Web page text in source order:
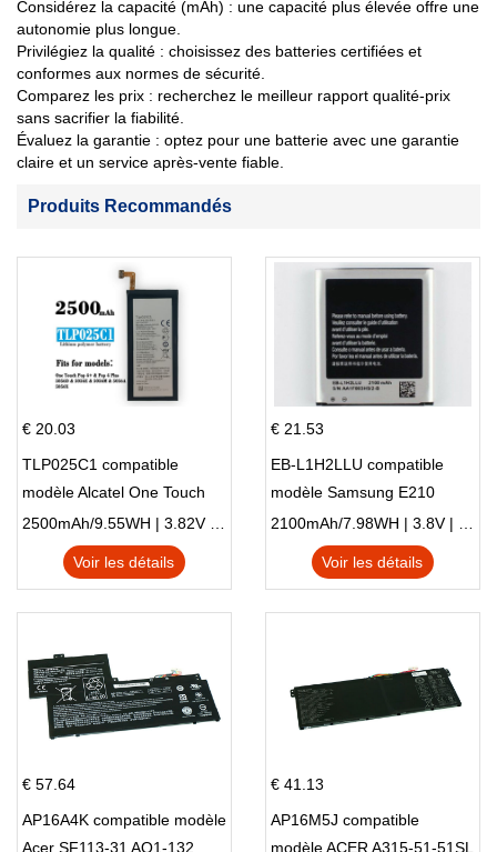
Considérez la capacité (mAh) : une capacité plus élevée offre une
autonomie plus longue.
Privilégiez la qualité : choisissez des batteries certifiées et
conformes aux normes de sécurité.
Comparez les prix : recherchez le meilleur rapport qualité-prix
sans sacrifier la fiabilité.
Évaluez la garantie : optez pour une batterie avec une garantie
claire et un service après-vente fiable.
Produits Recommandés
€ 20.03
TLP025C1 compatible
modèle Alcatel One Touch
Pop 4 Plus OT-5056D
2500mAh/9.55WH | 3.82V | Li-ion ...
Voir les détails
€ 21.53
EB-L1H2LLU compatible
modèle Samsung E210
E210K i939
2100mAh/7.98WH | 3.8V | Li-ion ...
Voir les détails
€ 57.64
AP16A4K compatible modèle
Acer SF113-31 AO1-132
€ 41.13
AP16M5J compatible
modèle ACER A315-51-51SL